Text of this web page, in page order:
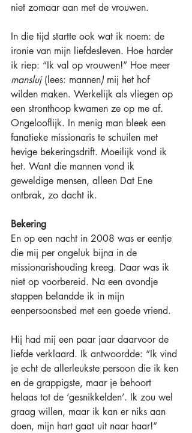
niet zomaar aan met de vrouwen.
In die tijd startte ook wat ik noem: de
ironie van mijn liefdesleven. Hoe harder
ik riep: “Ik val op vrouwen!” Hoe meer
mansluj (lees: mannen) mij het hof
wilden maken. Werkelijk als vliegen op
een stronthoop kwamen ze op me af.
Ongelooflijk. In menig man bleek een
fanatieke missionaris te schuilen met
hevige bekeringsdrift. Moeilijk vond ik
het. Want die mannen vond ik
geweldige mensen, alleen Dat Ene
ontbrak, zo dacht ik.
Bekering
En op een nacht in 2008 was er eentje
die mij per ongeluk bijna in de
missionarishouding kreeg. Daar was ik
niet op voorbereid. Na een avondje
stappen belandde ik in mijn
eenpersoonsbed met een goede vriend.
Hij had mij een paar jaar daarvoor de
liefde verklaard. Ik antwoordde: “Ik vind
je echt de allerleukste persoon die ik ken
en de grappigste, maar je behoort
helaas tot de ‘gesnikkelden’. Ik zou wel
graag willen, maar ik kan er niks aan
doen, mijn hart gaat uit naar haar!”